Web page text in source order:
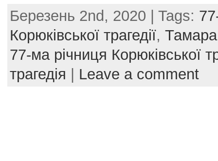
c
e
b
o
o
itt
er
er
e
st
ai
l
ar
e
Березень 2nd, 2020 | Tags:
Корюківської трагедії,
77-ма річниця Корюківської
трагедія
Leave a comment